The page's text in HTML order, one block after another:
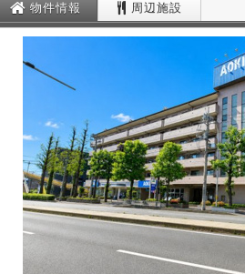
物件情報 周辺施設